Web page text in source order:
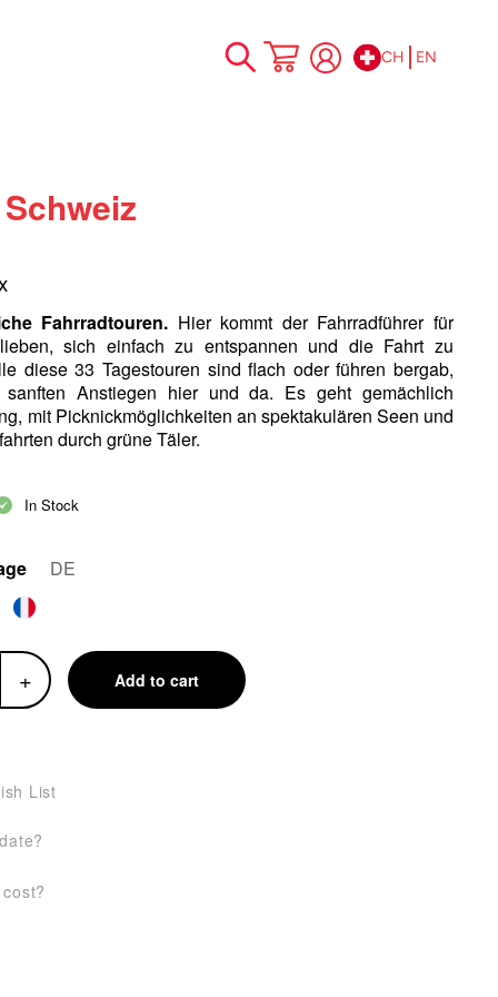
Skip
CH EN
Fahrradtouren. Hier kommt der Fahrradführer für
sich einfach zu entspannen und die Fahrt zu
diese 33 Tagestouren sind flach oder führen bergab,
Anstiegen hier und da. Es geht gemächlich
mit Picknickmöglichkeiten an spektakulären Seen und
durch grüne Täler.
In Stock
DE
+ Add to cart
List